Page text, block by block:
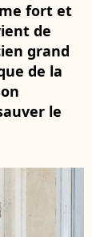
fort et
de
grand
de la
le